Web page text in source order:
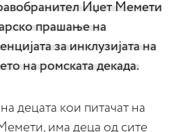
Иџет Мемети
прашање на
за инклузијата на
на ромската декада.
децата кои питачат на
има деца од сите